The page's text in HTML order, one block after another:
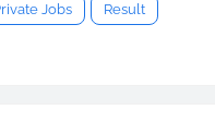
Jobs Result